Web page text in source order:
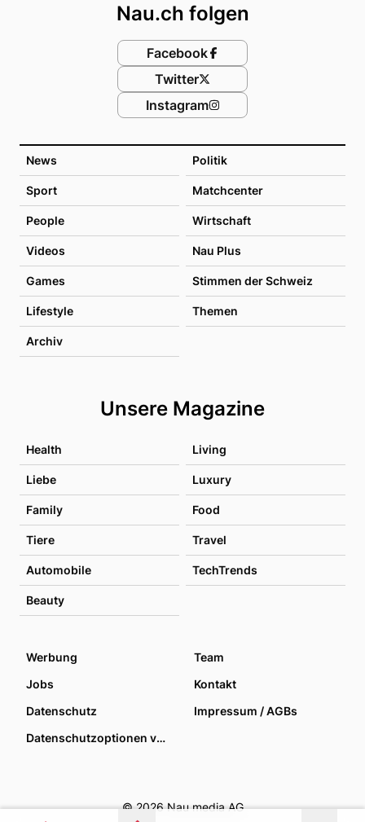
News Politik
Sport Matchcenter
People Wirtschaft
Videos Nau Plus
Games Stimmen der Schweiz
Lifestyle Themen
Archiv
Unsere Magazine
Health Living
Liebe Luxury
Family Food
Tiere Travel
Automobile TechTrends
Beauty
Nau.ch folgen
Facebook
Twitter
Instagram
Werbung
Team
Jobs
Kontakt
Datenschutz
Impressum / AGBs
Datenschutzoptionen verwalten
© 2026 Nau media AG